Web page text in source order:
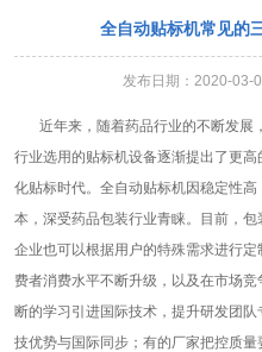
全自动贴标机常见的
发布日期：2020-
近年来，随着药品行业的不断发展
行业选用的贴标机设备逐渐提出了更
化贴标时代。全自动贴标机因稳定性
本，深受药品包装行业青睐。目前，
企业也可以根据用户的特殊需求进行
费者消费水平不断升级，以及在市场
断的学习引进国际技术，提升研发团
技优势与国际同步；有的厂家把控质